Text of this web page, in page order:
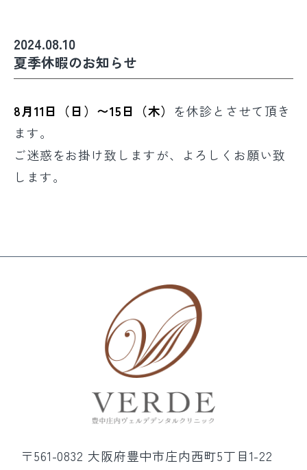
2024.08.10
夏季休暇のお知らせ
8月11日（日）〜15日（木） を休診とさせて頂き
ます。
ご迷惑をお掛け致しますが、よろしくお願い致
します。
〒561-0832 大阪府豊中市庄内西町5丁目1-22